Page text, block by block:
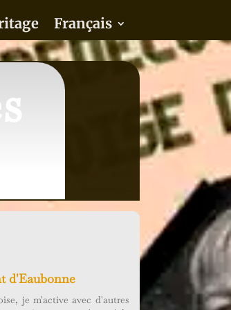
Français
d'Eaubonne
je m'active avec d'autres